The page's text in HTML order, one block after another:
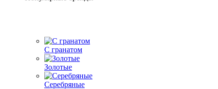
С гранатом
Золотые
Серебряные